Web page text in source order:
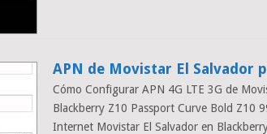
APN de Movistar El Salvador
Cómo Configurar APN 4G LTE 3G de
Blackberry Z10 Passport Curve Bold Z10
Internet Movistar El Salvador en